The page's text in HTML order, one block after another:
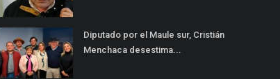
Diputado por el Maule sur, Cristián
Menchaca desestima...